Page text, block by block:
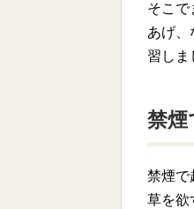
そこで
あげ、
習しま
禁煙
禁煙で
草を欲